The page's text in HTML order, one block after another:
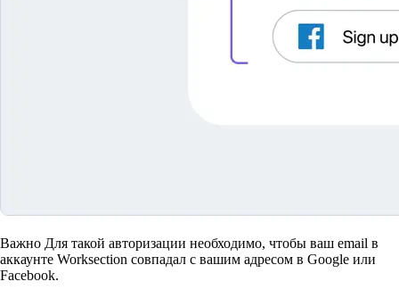
Важно Для такой авторизации необходимо, чтобы ваш email в
аккаунте Worksection совпадал с вашим адресом в Google или
Facebook.